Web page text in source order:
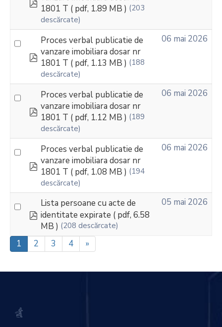
1801 T ( pdf, 1.89 MB ) (203
descărcate)
pdf
Proces verbal publicatie de
vanzare imobiliara dosar nr
1801 T ( pdf, 1.13 MB ) (188
descărcate)
06 mai 2026
pdf
Proces verbal publicatie de
vanzare imobiliara dosar nr
1801 T ( pdf, 1.12 MB ) (189
descărcate)
06 mai 2026
pdf
Proces verbal publicatie de
vanzare imobiliara dosar nr
1801 T ( pdf, 1.08 MB ) (194
descărcate)
06 mai 2026
pdf
Lista persoane cu acte de
identitate expirate ( pdf, 6.58
MB ) (208 descărcate)
05 mai 2026
1 2 3 4 »